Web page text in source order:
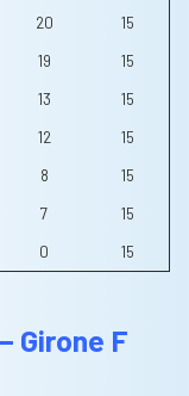
20
15
19
15
13
15
12
15
8
15
7
15
0 15
Girone F